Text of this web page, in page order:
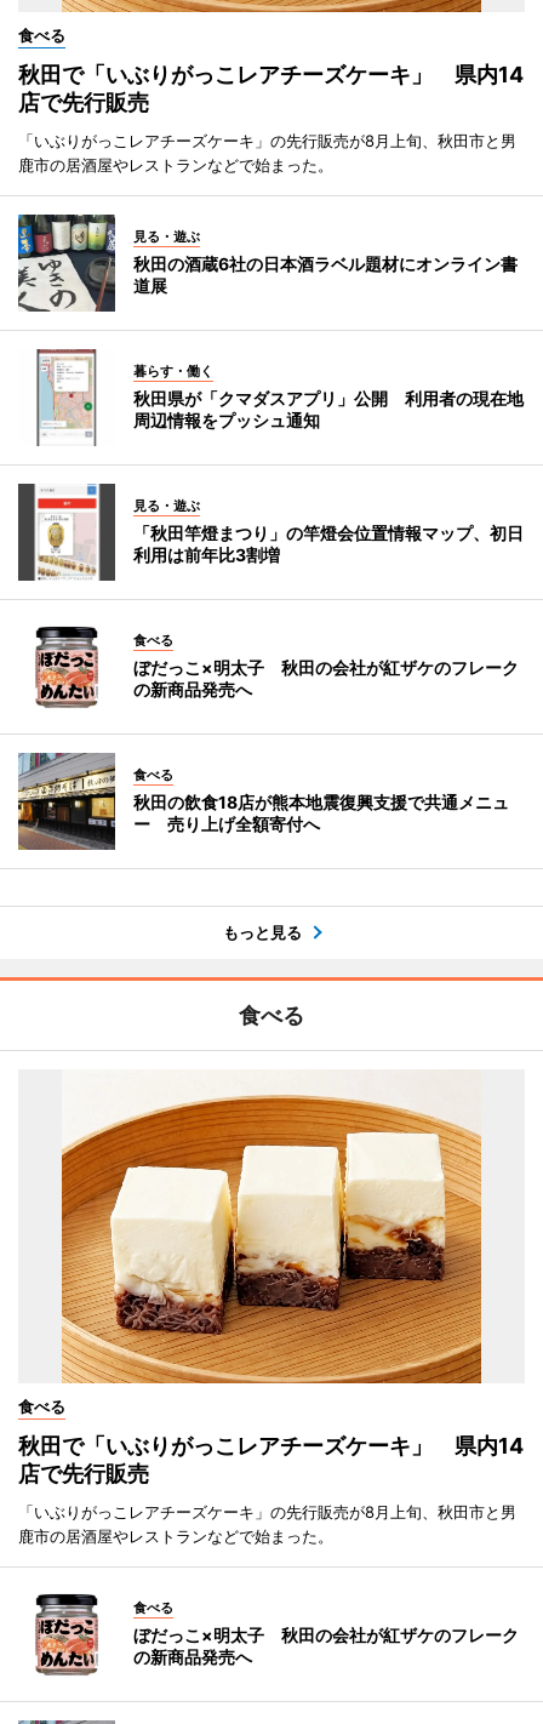
食べる
秋田で「いぶりがっこレアチーズケーキ」 県内14
店で先行販売
「いぶりがっこレアチーズケーキ」の先行販売が8月上旬、秋田市と男
鹿市の居酒屋やレストランなどで始まった。
見る・遊ぶ
秋田の酒蔵6社の日本酒ラベル題材にオンライン書
道展
暮らす・働く
秋田県が「クマダスアプリ」公開 利用者の現在地
周辺情報をプッシュ通知
見る・遊ぶ
「秋田竿燈まつり」の竿燈会位置情報マップ、初日
利用は前年比3割増
食べる
ぼだっこ×明太子 秋田の会社が紅ザケのフレーク
の新商品発売へ
食べる
秋田の飲食18店が熊本地震復興支援で共通メニュ
ー 売り上げ全額寄付へ
もっと見る
食べる
食べる
秋田で「いぶりがっこレアチーズケーキ」 県内14
店で先行販売
「いぶりがっこレアチーズケーキ」の先行販売が8月上旬、秋田市と男
鹿市の居酒屋やレストランなどで始まった。
食べる
ぼだっこ×明太子 秋田の会社が紅ザケのフレーク
の新商品発売へ